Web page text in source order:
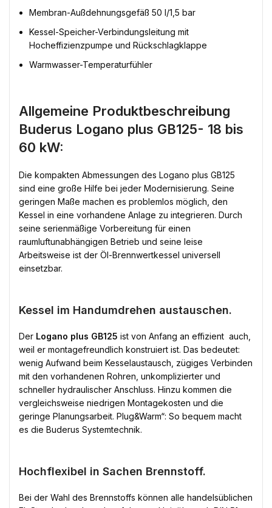
Membran-Außdehnungsgefäß 50 l/1,5 bar
Kessel-Speicher-Verbindungsleitung mit
Hocheffizienzpumpe und Rückschlagklappe
Warmwasser-Temperaturfühler
Allgemeine Produktbeschreibung
Buderus Logano plus GB125- 18 bis
60 kW:
Die kompakten Abmessungen des Logano plus GB125
sind eine große Hilfe bei jeder Modernisierung. Seine
geringen Maße machen es problemlos möglich, den
Kessel in eine vorhandene Anlage zu integrieren. Durch
seine serienmäßige Vorbereitung für einen
raumluftunabhängigen Betrieb und seine leise
Arbeitsweise ist der Öl-Brennwertkessel universell
einsetzbar.
Kessel im Handumdrehen austauschen.
Der Logano plus GB125 ist von Anfang an effizient  auch,
weil er montagefreundlich konstruiert ist. Das bedeutet:
wenig Aufwand beim Kesselaustausch, zügiges Verbinden
mit den vorhandenen Rohren, unkomplizierter und
schneller hydraulischer Anschluss. Hinzu kommen die
vergleichsweise niedrigen Montagekosten und die
geringe Planungsarbeit. Plug&Warm“: So bequem macht
es die Buderus Systemtechnik.
Hochflexibel in Sachen Brennstoff.
Bei der Wahl des Brennstoffs können alle handelsüblichen